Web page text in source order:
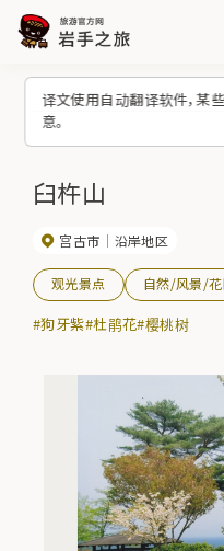
译文使用自动翻译软件，某
意。
臼杵山
宫古市 沿岸地区
观光景点 自然/风景/
#狗牙紫#杜鹃花#樱桃树